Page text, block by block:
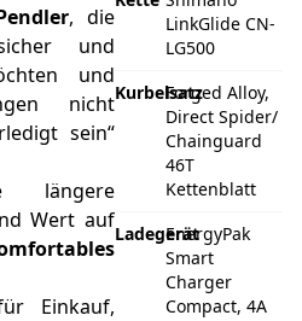
, die
und
und
nicht
sein“
Wert auf
Einkauf,
LinkGlide CN-
LG500
KurbelsatzForged Alloy,
Direct Spider/
Chainguard
46T
Kettenblatt
LadegerätEnergyPak
Smart
Charger
Compact, 4A